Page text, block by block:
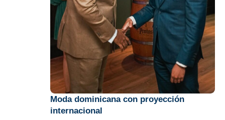
Moda dominicana con proyección
internacional